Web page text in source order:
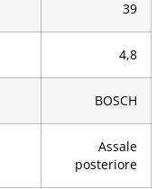
39
4,8
BOSCH
Assale
posteriore